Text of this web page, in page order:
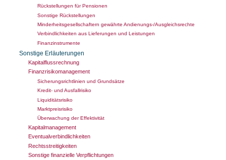
Rückstellungen für Pensionen
Sonstige Rückstellungen
Minderheitsgesellschaftern gewährte Andienungs-/Ausgleichsrechte
Verbindlichkeiten aus Lieferungen und Leistungen
Finanzinstrumente
Sonstige Erläuterungen
Kapitalflussrechnung
Finanzrisikomanagement
Sicherungsrichtlinien und Grundsätze
Kredit- und Ausfallrisiko
Liquiditätsrisiko
Marktpreisrisiko
Überwachung der Effektivität
Kapitalmanagement
Eventualverbindlichkeiten
Rechtsstreitigkeiten
Sonstige finanzielle Verpflichtungen